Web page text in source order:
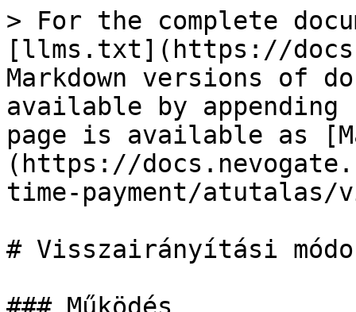
> For the complete
[llms.txt](https://
Markdown versions of
available by
page is available as
(https://
time-payment/atutalas/
# Visszairányítási